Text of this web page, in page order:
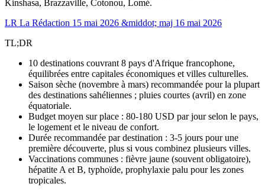
Kinshasa, Brazzaville, Cotonou, Lomé.
LR La Rédaction 15 mai 2026 &middot; maj 16 mai 2026
TL;DR
10 destinations couvrant 8 pays d'Afrique francophone,
équilibrées entre capitales économiques et villes culturelles.
Saison sèche (novembre à mars) recommandée pour la plupart
des destinations sahéliennes ; pluies courtes (avril) en zone
équatoriale.
Budget moyen sur place : 80-180 USD par jour selon le pays,
le logement et le niveau de confort.
Durée recommandée par destination : 3-5 jours pour une
première découverte, plus si vous combinez plusieurs villes.
Vaccinations communes : fièvre jaune (souvent obligatoire),
hépatite A et B, typhoïde, prophylaxie palu pour les zones
tropicales.